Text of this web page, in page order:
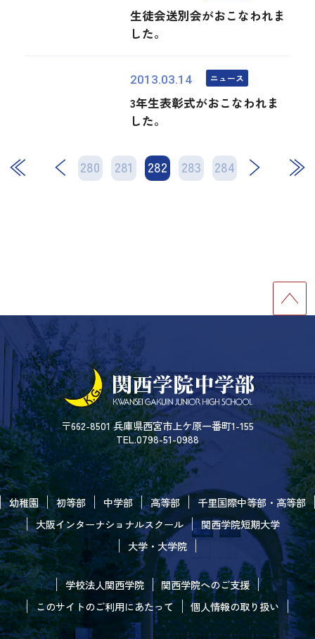
生徒会送別会がおこなわれま
した。
2013.03.14 ニュース
3年生表彰式がおこなわれま
した。
280 281 282 283 284
次 最後
〒662-8501 兵庫県西宮市上ケ原一番町1-155
TEL.0798-51-0988
幼稚園 初等部 中学部 高等部
千里国際中等部・高等部
大阪インターナショナルスクール
関西学院短期大学
大学・大学院
学校法人関西学院
関西学院へのご支援
このサイトのご利用にあたって
個人情報の取り扱い